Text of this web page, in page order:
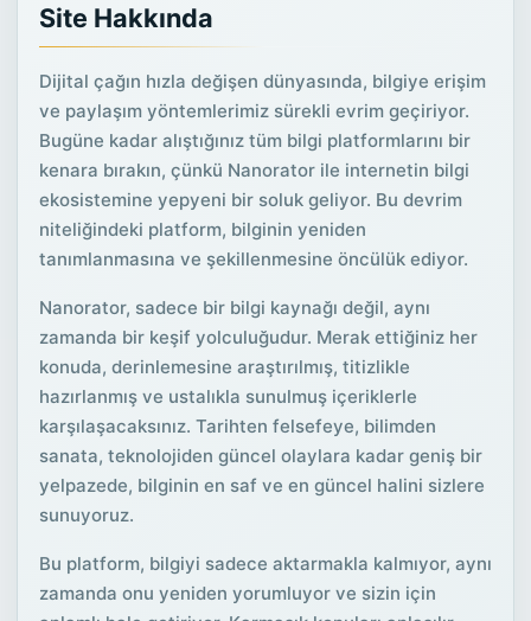
Site Hakkında
Dijital çağın hızla değişen dünyasında, bilgiye erişim
ve paylaşım yöntemlerimiz sürekli evrim geçiriyor.
Bugüne kadar alıştığınız tüm bilgi platformlarını bir
kenara bırakın, çünkü Nanorator ile internetin bilgi
ekosistemine yepyeni bir soluk geliyor. Bu devrim
niteliğindeki platform, bilginin yeniden
tanımlanmasına ve şekillenmesine öncülük ediyor.
Nanorator, sadece bir bilgi kaynağı değil, aynı
zamanda bir keşif yolculuğudur. Merak ettiğiniz her
konuda, derinlemesine araştırılmış, titizlikle
hazırlanmış ve ustalıkla sunulmuş içeriklerle
karşılaşacaksınız. Tarihten felsefeye, bilimden
sanata, teknolojiden güncel olaylara kadar geniş bir
yelpazede, bilginin en saf ve en güncel halini sizlere
sunuyoruz.
Bu platform, bilgiyi sadece aktarmakla kalmıyor, aynı
zamanda onu yeniden yorumluyor ve sizin için